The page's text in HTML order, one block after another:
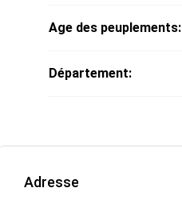
Age des peuplements:
Département:
Adresse